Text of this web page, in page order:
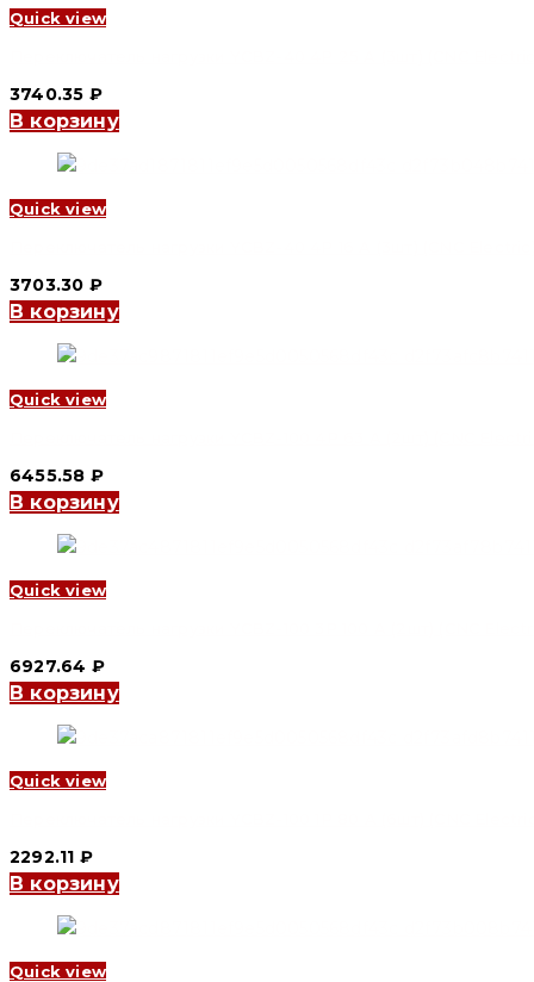
Quick view
3740.35 ₽
В корзину
Quick view
3703.30 ₽
В корзину
Quick view
6455.58 ₽
В корзину
Quick view
6927.64 ₽
В корзину
Quick view
2292.11 ₽
В корзину
Quick view